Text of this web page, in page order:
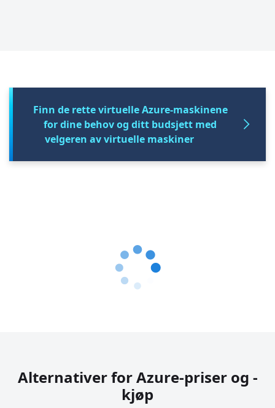
Finn de rette virtuelle Azure-maskinene
for dine behov og ditt budsjett med
velgeren av virtuelle maskiner
Alternativer for Azure-priser og -
kjøp